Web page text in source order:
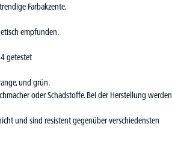
Farbakzente.
empfunden.
getestet
und grün.
oder Schadstoffe. Bei der Herstellung werden
und sind resistent gegenüber verschiedensten